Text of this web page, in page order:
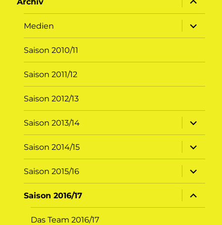
öffnen
Medien
öffnen
Saison 2010/11
Saison 2011/12
Saison 2012/13
Saison 2013/14
öffnen
Saison 2014/15
öffnen
Saison 2015/16
öffnen
Saison 2016/17
öffnen
Das Team 2016/17